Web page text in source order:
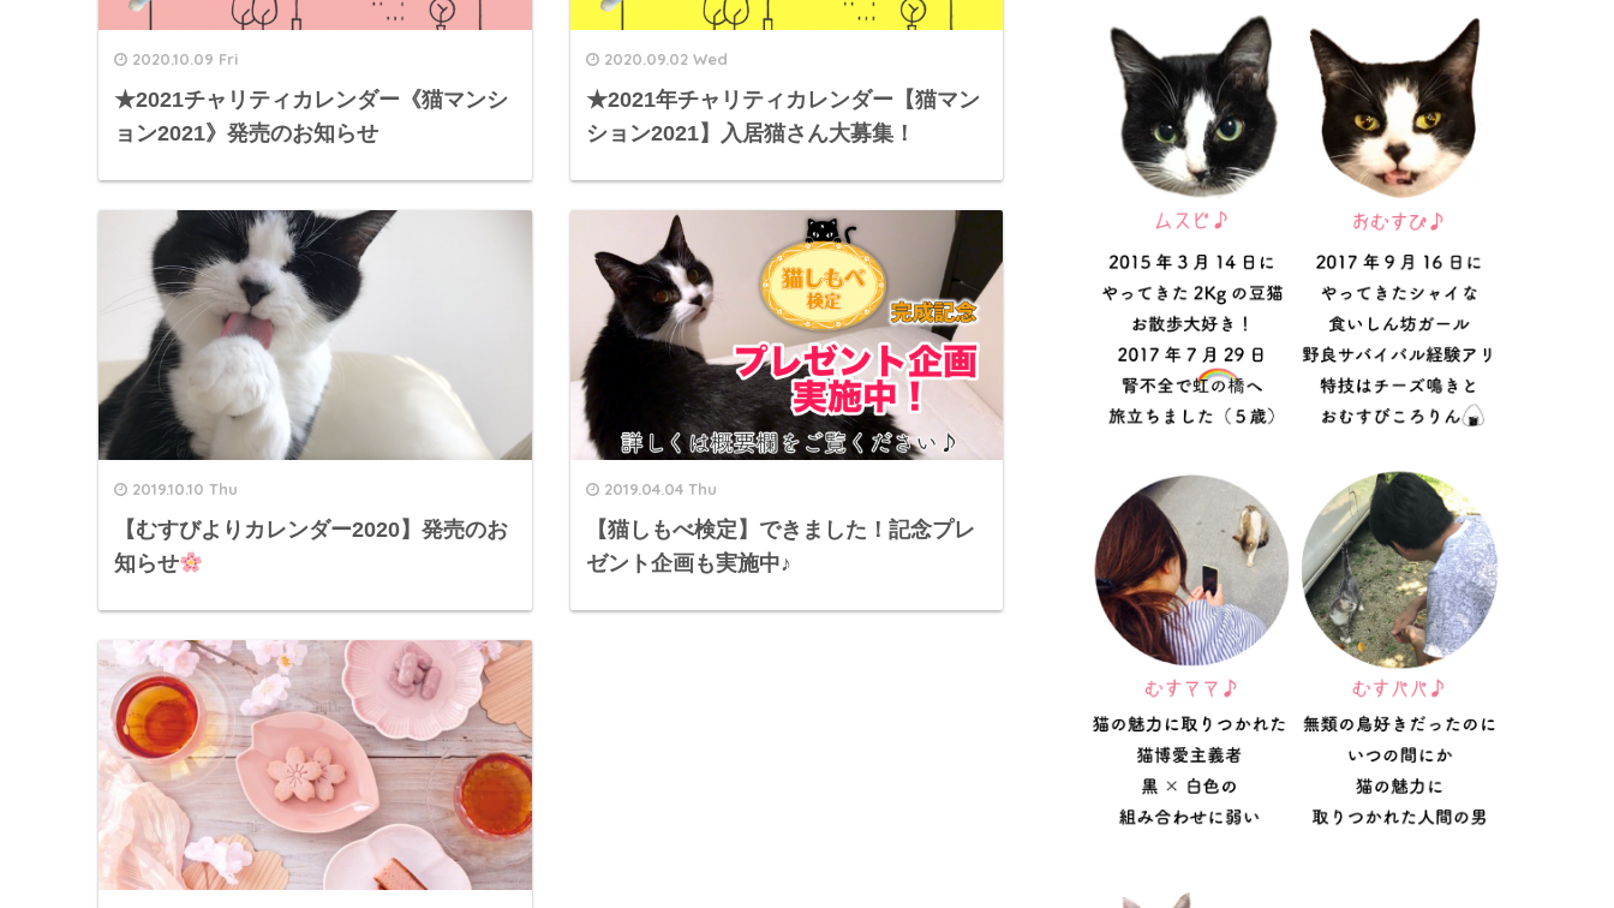
2020.10.09 Fri
★2021チャリティカレンダー《猫マンシ
ョン2021》発売のお知らせ
2020.09.02 Wed
★2021年チャリティカレンダー【猫マン
ション2021】入居猫さん大募集！
2019.10.10 Thu
【むすびよりカレンダー2020】発売のお
知らせ
2019.04.04 Thu
【猫しもべ検定】できました！記念プレ
ゼント企画も実施中♪